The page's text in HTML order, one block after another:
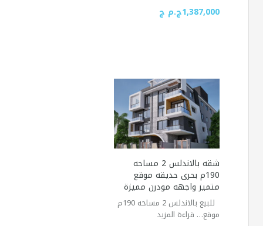
1,387,000ج.م ج
شقه بالاندلس 2 مساحه
190م بحرى حديقه موقع
متميز واجهه مودرن مميزة
للبيع بالاندلس 2 مساحه 190م
موقع…قراءة المزيد